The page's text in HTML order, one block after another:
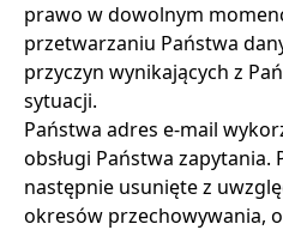
prawo w dowolnym
przetwarzaniu Państwa
przyczyn wynikających z
sytuacji.
Państwa adres e-mail
obsługi Państwa zapytania.
następnie usunięte z
okresów przechowywania,